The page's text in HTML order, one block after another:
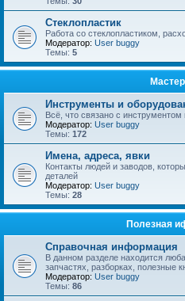
Стеклопластик
Работа со стеклопластиком,
Модератор: User buggy
Темы: 5
Инструменты и
Всё, что связано с
Модератор: User buggy
Темы: 172
Имена, адреса, явки
Контакты людей и заводов,
деталей
Модератор: User buggy
Темы: 28
Полезная
Справочная информация
В данном разделе находится
запчастях, разборках, полезные
Модератор: User buggy
Темы: 86